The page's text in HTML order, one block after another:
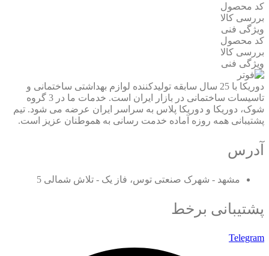
کد محصول
بررسی کالا
ویژگی فنی
کد محصول
بررسی کالا
ویژگی فنی
دوریکا با 25 سال سابقه تولیدکننده لوازم بهداشتی ساختمانی و
تاسیسات ساختمانی در بازار ایران است. خدمات ما در 3 گروه
شوک، دوریکا و دوریکا پلاس به سراسر ایران عرضه می شود. تیم
پشتیبانی همه روزه آماده خدمت رسانی به هموطنان عزیز است.
آدرس
مشهد - شهرک صنعتی توس، فاز یک - تلاش شمالی 5
پشتیبانی برخط
Telegram